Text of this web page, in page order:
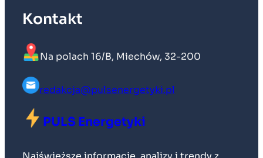
Kontakt
Na polach 16/B, Miechów, 32-200
redakcja@pulsenergetyki.pl
PULS Energetyki